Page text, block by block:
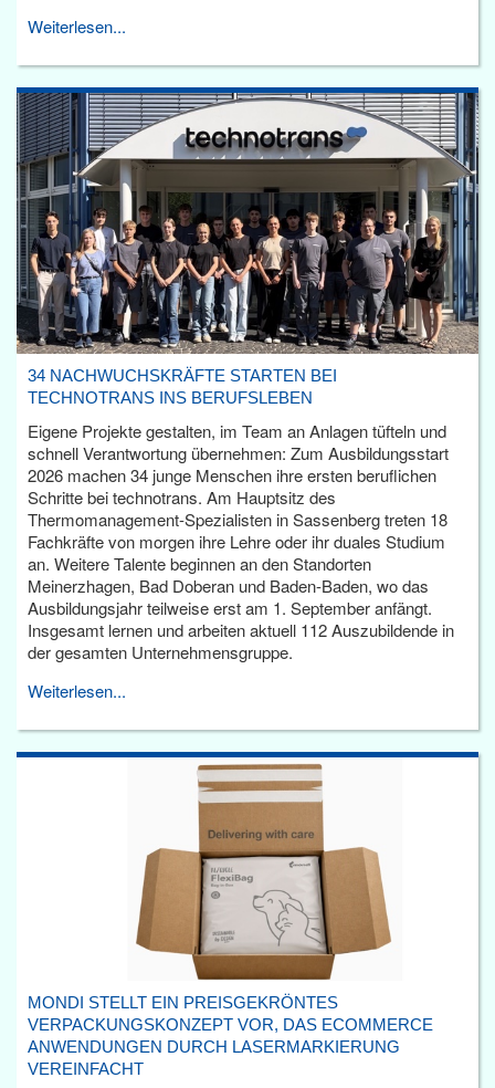
Weiterlesen...
34 NACHWUCHSKRÄFTE STARTEN BEI
TECHNOTRANS INS BERUFSLEBEN
Eigene Projekte gestalten, im Team an Anlagen tüfteln und
schnell Verantwortung übernehmen: Zum Ausbildungsstart
2026 machen 34 junge Menschen ihre ersten beruflichen
Schritte bei technotrans. Am Hauptsitz des
Thermomanagement-Spezialisten in Sassenberg treten 18
Fachkräfte von morgen ihre Lehre oder ihr duales Studium
an. Weitere Talente beginnen an den Standorten
Meinerzhagen, Bad Doberan und Baden-Baden, wo das
Ausbildungsjahr teilweise erst am 1. September anfängt.
Insgesamt lernen und arbeiten aktuell 112 Auszubildende in
der gesamten Unternehmensgruppe.
Weiterlesen...
MONDI STELLT EIN PREISGEKRÖNTES
VERPACKUNGSKONZEPT VOR, DAS ECOMMERCE
ANWENDUNGEN DURCH LASERMARKIERUNG
VEREINFACHT